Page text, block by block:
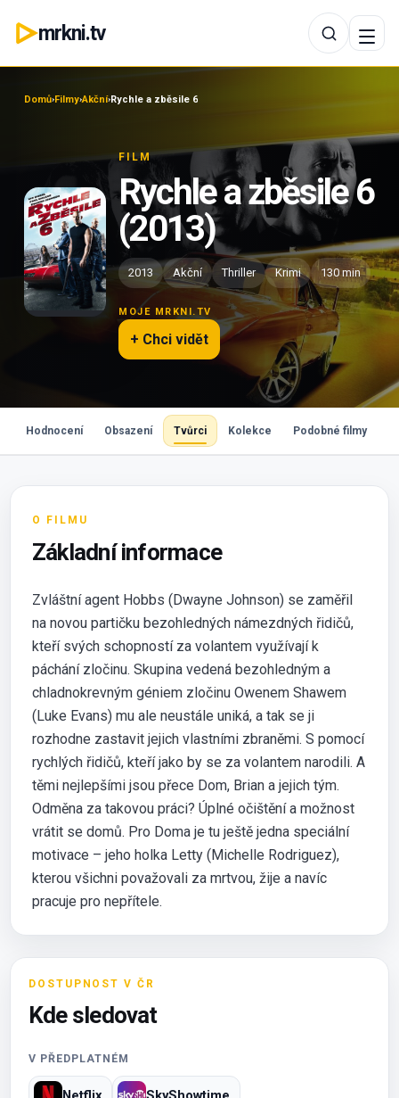
mrkni.tv
Domů›Filmy›Akční›Rychle a zběsile 6
FILM
Rychle a zběsile 6
(2013)
2013 Akční Thriller Krimi 130 min
MOJE MRKNI.TV
+ Chci vidět
Hodnocení Obsazení Tvůrci Kolekce Podobné filmy
O FILMU
Základní informace
Zvláštní agent Hobbs (Dwayne Johnson) se zaměřil
na novou partičku bezohledných námezdných řidičů,
kteří svých schopností za volantem využívají k
páchání zločinu. Skupina vedená bezohledným a
chladnokrevným géniem zločinu Owenem Shawem
(Luke Evans) mu ale neustále uniká, a tak se ji
rozhodne zastavit jejich vlastními zbraněmi. S pomocí
rychlých řidičů, kteří jako by se za volantem narodili. A
těmi nejlepšími jsou přece Dom, Brian a jejich tým.
Odměna za takovou práci? Úplné očištění a možnost
vrátit se domů. Pro Doma je tu ještě jedna speciální
motivace – jeho holka Letty (Michelle Rodriguez),
kterou všichni považovali za mrtvou, žije a navíc
pracuje pro nepřítele.
DOSTUPNOST V ČR
Kde sledovat
V PŘEDPLATNÉM